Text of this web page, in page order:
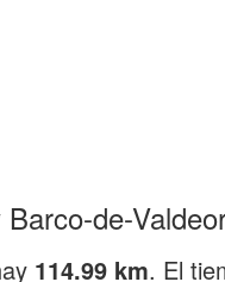
de-
114.99 km. El